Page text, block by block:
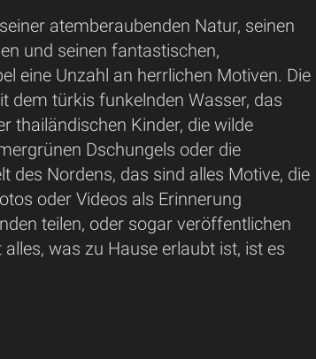
atemberaubenden Natur, seinen
und seinen fantastischen,
eine Unzahl an herrlichen Motiven. Die
dem türkis funkelnden Wasser, das
thailändischen Kinder, die wilde
Dschungels oder die
des Nordens, das sind alles Motive, die
oder Videos als Erinnerung
teilen, oder sogar veröffentlichen
was zu Hause erlaubt ist, ist es